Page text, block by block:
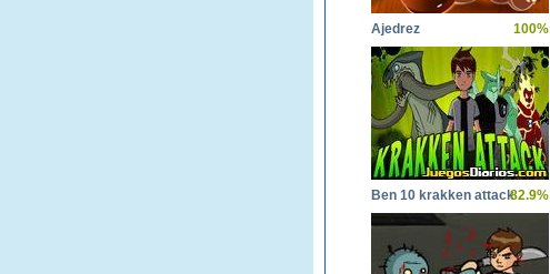
Ajedrez 100%
Ben 10 krakken attack82.9%